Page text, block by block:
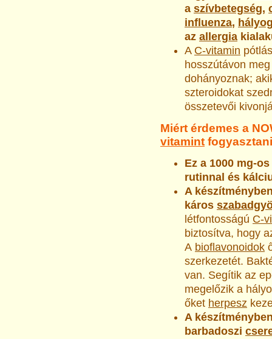
a szívbetegség,
influenza,
az allergia
A C-vitamin
hosszútávon
dohányoznak;
szteroidokat
összetevői
Miért érdemes a
vitamint
Ez a 1000 mg-os
rutinnal és
A
káros
létfontosságú C-
biztosítva, hogy
A bioflavonoidok
szerkezetét.
van. Segítik az
megelőzik a
őket herpesz
A
barbadoszi